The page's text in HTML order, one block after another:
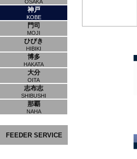
OSAKA
神戸
KOBE
門司
MOJI
ひびき
HIBIKI
博多
HAKATA
大分
OITA
志布志
SHIBUSHI
那覇
NAHA
FEEDER SERVICE